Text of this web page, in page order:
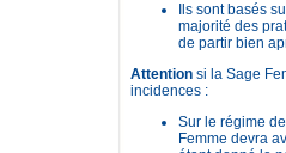
Ils sont basés
majorité des
de partir bien
Attention si la Sage
incidences :
Sur le régime
Femme devra